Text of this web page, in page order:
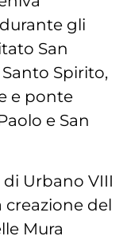
gli
San
Spirito,
e ponte
e San
Urbano VIII
creazione del
Mura